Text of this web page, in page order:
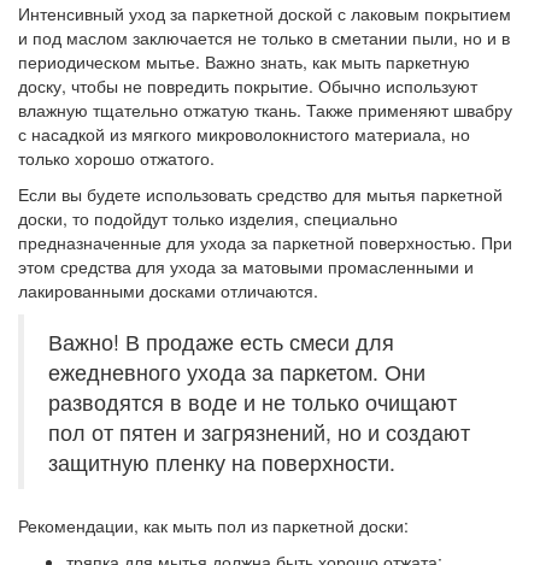
Интенсивный уход за паркетной доской с лаковым покрытием
и под маслом заключается не только в сметании пыли, но и в
периодическом мытье. Важно знать, как мыть паркетную
доску, чтобы не повредить покрытие. Обычно используют
влажную тщательно отжатую ткань. Также применяют швабру
с насадкой из мягкого микроволокнистого материала, но
только хорошо отжатого.
Если вы будете использовать средство для мытья паркетной
доски, то подойдут только изделия, специально
предназначенные для ухода за паркетной поверхностью. При
этом средства для ухода за матовыми промасленными и
лакированными досками отличаются.
Важно! В продаже есть смеси для
ежедневного ухода за паркетом. Они
разводятся в воде и не только очищают
пол от пятен и загрязнений, но и создают
защитную пленку на поверхности.
Рекомендации, как мыть пол из паркетной доски: